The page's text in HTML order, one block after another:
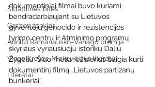
Sidabrinės bitės
Garbės ženklas
Adolfo Ramanausko–Vanago premija
Vinco Krėvės-Mickevičiaus literatūr
Literatai
dokumentiniai filmai buvo kuriami
bendradarbiaujant su Lietuvos
gyventojų genocido ir rezistencijos
tyrimo centru ir Atminimo programų
skyriaus vyriausiuoju istoriku Daliu
Žygeliu. Šiuo metu režisierius baigia kurti
dokumentinį filmą „Lietuvos partizanų
bunkeriai“.